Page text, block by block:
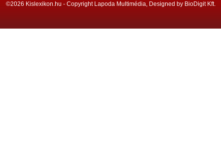
©2026 Kislexikon.hu - Copyright Lapoda Multimédia, Designed by BioDigit Kft.